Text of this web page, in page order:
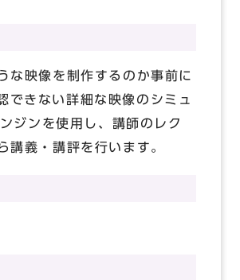
な映像を制作するのか事前に
きない詳細な映像のシミュ
ジンを使用し、講師のレク
義・講評を行います。